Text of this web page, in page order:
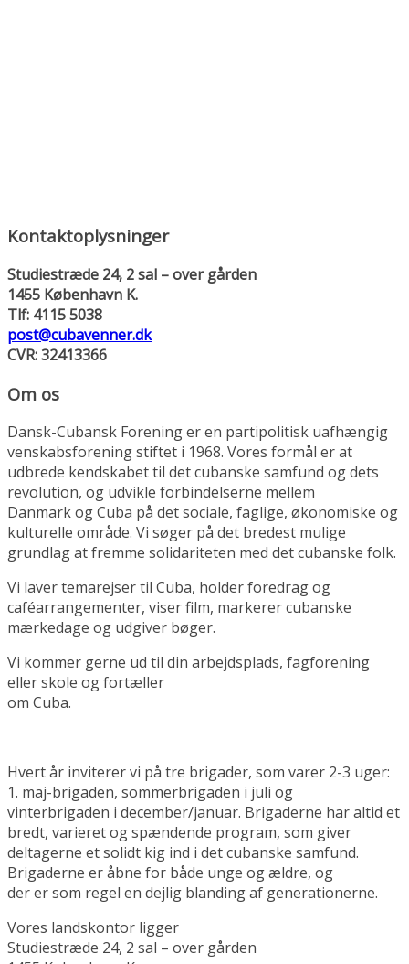
Kontaktoplysninger
Studiestræde 24, 2 sal – over gården
1455 København K.
Tlf: 4115 5038
post@cubavenner.dk
CVR: 32413366
Om os
Dansk-Cubansk Forening er en partipolitisk uafhængig
venskabsforening stiftet i 1968. Vores formål er at
udbrede kendskabet til det cubanske samfund og dets
revolution, og udvikle forbindelserne mellem
Danmark og Cuba på det sociale, faglige, økonomiske og
kulturelle område. Vi søger på det bredest mulige
grundlag at fremme solidariteten med det cubanske folk.
Vi laver temarejser til Cuba, holder foredrag og
caféarrangementer, viser film, markerer cubanske
mærkedage og udgiver bøger.
Vi kommer gerne ud til din arbejdsplads, fagforening
eller skole og fortæller
om Cuba.
Hvert år inviterer vi på tre brigader, som varer 2-3 uger:
1. maj-brigaden, sommerbrigaden i juli og
vinterbrigaden i december/januar. Brigaderne har altid et
bredt, varieret og spændende program, som giver
deltagerne et solidt kig ind i det cubanske samfund.
Brigaderne er åbne for både unge og ældre, og
der er som regel en dejlig blanding af generationerne.
Vores landskontor ligger
Studiestræde 24, 2 sal – over gården